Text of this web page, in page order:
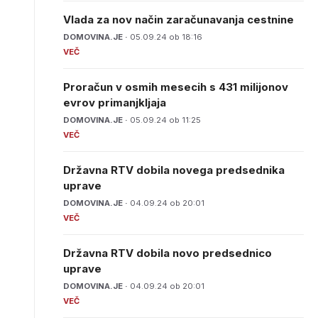
Vlada za nov način zaračunavanja cestnine
DOMOVINA.JE · 05.09.24 ob 18:16
Proračun v osmih mesecih s 431 milijonov
evrov primanjkljaja
DOMOVINA.JE · 05.09.24 ob 11:25
Državna RTV dobila novega predsednika
uprave
DOMOVINA.JE · 04.09.24 ob 20:01
Državna RTV dobila novo predsednico
uprave
DOMOVINA.JE · 04.09.24 ob 20:01